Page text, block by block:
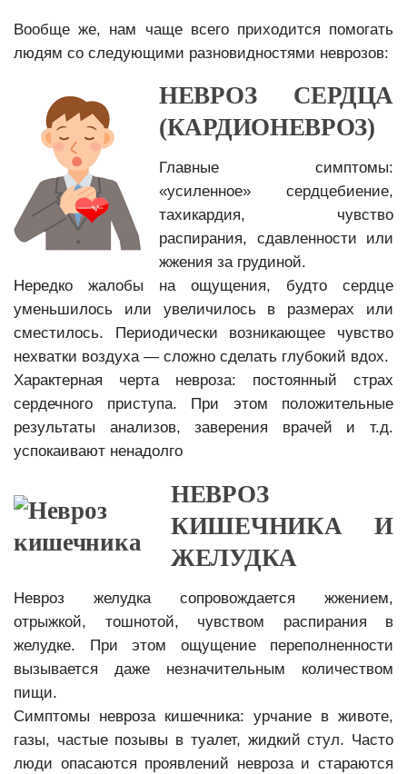
Вообще же, нам чаще всего приходится помогать
людям со следующими разновидностями неврозов:
НЕВРОЗ СЕРДЦА
(КАРДИОНЕВРОЗ)
Главные симптомы:
«усиленное» сердцебиение,
тахикардия, чувство
распирания, сдавленности или
жжения за грудиной.
Нередко жалобы на ощущения, будто сердце
уменьшилось или увеличилось в размерах или
сместилось. Периодически возникающее чувство
нехватки воздуха — сложно сделать глубокий вдох.
Характерная черта невроза: постоянный страх
сердечного приступа. При этом положительные
результаты анализов, заверения врачей и т.д.
успокаивают ненадолго
НЕВРОЗ
КИШЕЧНИКА И
ЖЕЛУДКА
Невроз желудка сопровождается жжением,
отрыжкой, тошнотой, чувством распирания в
желудке. При этом ощущение переполненности
вызывается даже незначительным количеством
пищи.
Симптомы невроза кишечника: урчание в животе,
газы, частые позывы в туалет, жидкий стул. Часто
люди опасаются проявлений невроза и стараются